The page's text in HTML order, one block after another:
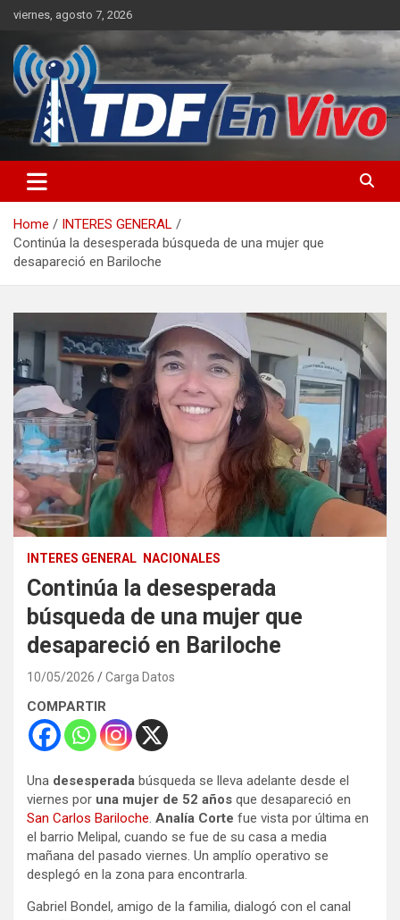
Skip
content
viernes, agosto 7, 2026
Home
INTERES GENERAL
Continúa la desesperada búsqueda de una mujer que
desapareció en Bariloche
INTERES GENERAL NACIONALES
Continúa la desesperada
búsqueda de una mujer que
desapareció en Bariloche
10/05/2026 Carga Datos
COMPARTIR
Una desesperada búsqueda se lleva adelante desde el
viernes por una mujer de 52 años que desapareció en
San Carlos Bariloche Analía Corte fue vista por última en
el barrio Melipal, cuando se fue de su casa a media
mañana del pasado viernes. Un amplío operativo se
desplegó en la zona para encontrarla.
Gabriel Bondel, amigo de la familia, dialogó con el canal